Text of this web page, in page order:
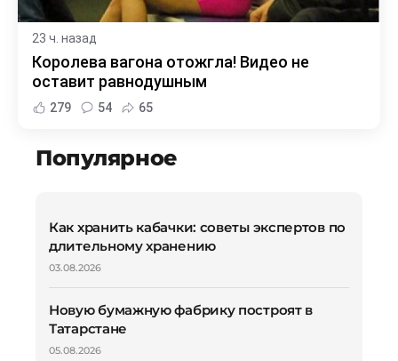
23 ч. назад
Королева вагона отожгла! Видео не
оставит равнодушным
279 54 65
Популярное
Как хранить кабачки: советы экспертов по
длительному хранению
03.08.2026
Новую бумажную фабрику построят в
Татарстане
05.08.2026